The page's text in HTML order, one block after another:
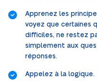
Apprenez les
voyez que certaines
difficiles, ne restez
simplement aux
réponses.
Appelez à la logique.